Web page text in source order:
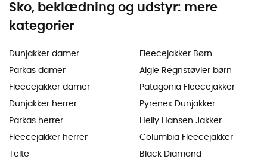
Sko, beklædning og udstyr: mere
kategorier
Dunjakker damer
Parkas damer
Fleecejakker damer
Dunjakker herrer
Parkas herrer
Fleecejakker herrer
Telte
Fleecejakker Børn
Aigle Regnstøvler børn
Patagonia Fleecejakker
Pyrenex Dunjakker
Helly Hansen Jakker
Columbia Fleecejakker
Black Diamond